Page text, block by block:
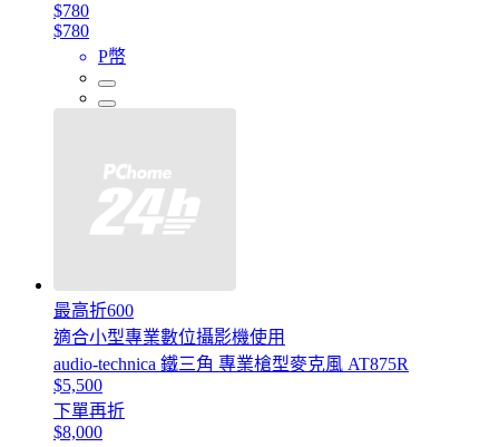
$780
$780
P幣
最高折600
適合小型專業數位攝影機使用
audio-technica 鐵三角 專業槍型麥克風 AT875R
$5,500
下單再折
$8,000